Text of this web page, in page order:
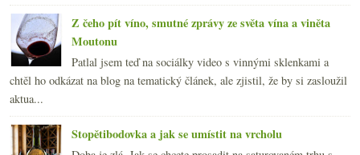
Z čeho pít víno, smutné zprávy ze světa vína a viněta
Moutonu
Patlal jsem teď na sociálky video s vinnými sklenkami a
chtěl ho odkázat na blog na tematický článek, ale zjistil, že by si zasloužil
aktua...
Stopětibodovka a jak se umístit na vrcholu